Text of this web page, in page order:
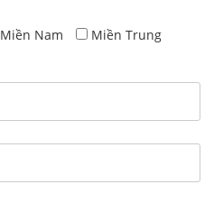
Miền Nam Miền Trung